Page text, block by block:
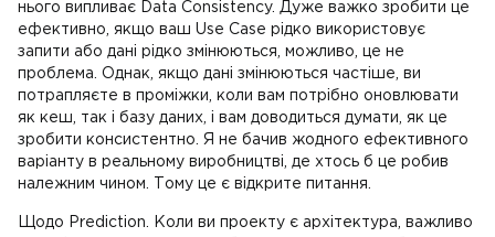
нього випливає Data Consistency. Дуже важко зробити це
ефективно, якщо ваш Use Case рідко використовує
запити або дані рідко змінюються, можливо, це не
проблема. Однак, якщо дані змінюються частіше, ви
потрапляєте в проміжки, коли вам потрібно оновлювати
як кеш, так і базу даних, і вам доводиться думати, як це
зробити консистентно. Я не бачив жодного ефективного
варіанту в реальному виробництві, де хтось б це робив
належним чином. Тому це є відкрите питання.
Щодо Prediction. Коли ви проекту є архітектура, важливо